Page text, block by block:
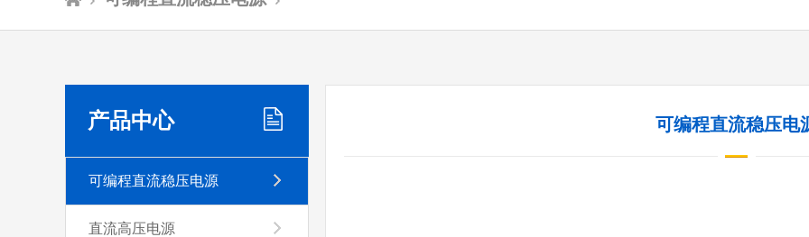
产品中心
可编程直流稳压电源
直流高压电源
可编程直流稳压电